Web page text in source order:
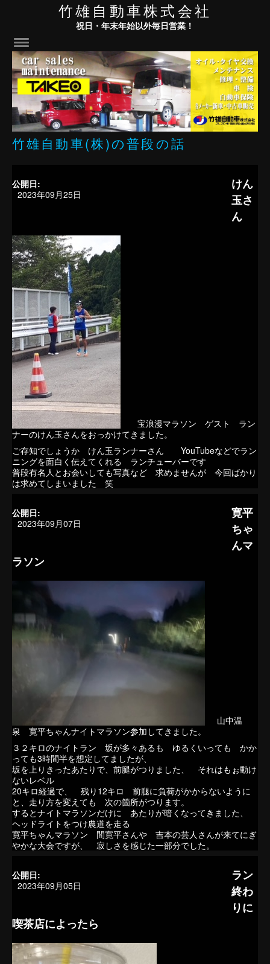
竹雄自動車株式会社
祝日・年末年始以外毎日営業！
竹雄自動車(株)の普段の話
公開日:
2023年09月25日
けん
玉さ
ん
宝浪漫マラソン ゲスト ラン
ナーのけん玉さんをおっかけてきました。
ご存知でしょうか けん玉ランナーさん YouTubeなどでラン
ニングを面白く伝えてくれる ランチューバーです
普段有名人とお会いしても写真など 求めませんが 今回ばかり
は求めてしまいました 笑
公開日:
2023年09月07日
寛平
ちゃ
んマ
ラソン
山中温
泉 寛平ちゃんナイトマラソン参加してきました。
３２キロのナイトラン 坂が多々あるも ゆるくいっても かか
っても3時間半を想定してましたが、
坂を上りきったあたりで、前腿がつりました、 それはもぉ動け
ないレベル
20キロ経過で、 残り12キロ 前腿に負荷がかからないように
と、走り方を変えても 次の箇所がつります。
するとナイトマラソンだけに あたりが暗くなってきました、
ヘッドライトをつけ農道を走る
寛平ちゃんマラソン 間寛平さんや 吉本の芸人さんが来てにぎ
やかな大会ですが、 寂しさを感じた一部分でした。
公開日:
2023年09月05日
ラン
終わ
りに
喫茶店によったら